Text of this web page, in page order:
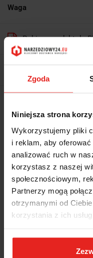
Zgoda
Niniejsza strona
Wykorzystujemy pliki
i reklam, aby
analizować ruch w
korzystasz z naszej
społecznościowym,
Partnerzy mogą
otrzymanymi od
korzystania z ich usług.
Waga
Pobierz produkt do